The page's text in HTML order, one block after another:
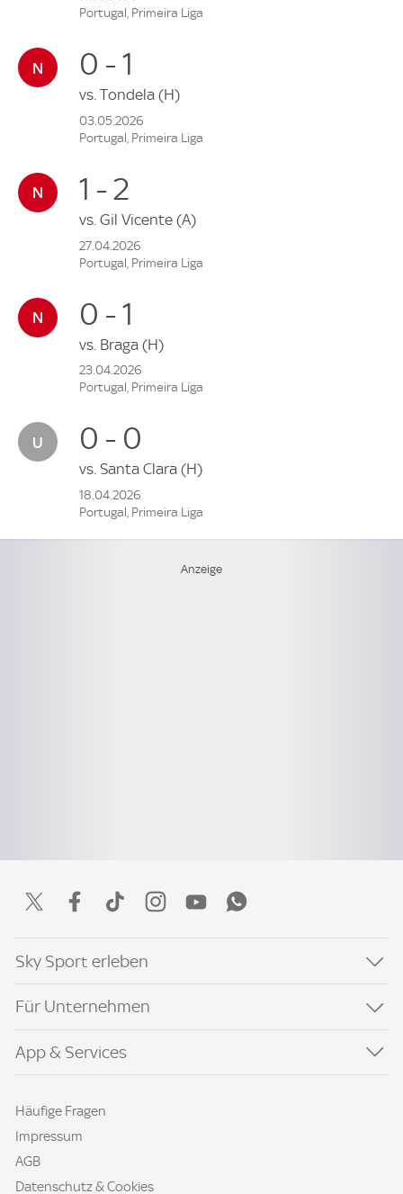
Portugal, Primeira Liga
0 - 1
vs. Tondela (H)
03.05.2026
Portugal, Primeira Liga
1 - 2
vs. Gil Vicente (A)
27.04.2026
Portugal, Primeira Liga
0 - 1
vs. Braga (H)
23.04.2026
Portugal, Primeira Liga
0 - 0
vs. Santa Clara (H)
18.04.2026
Portugal, Primeira Liga
Sky Sport erleben
Für Unternehmen
App & Services
Häufige Fragen
Impressum
AGB
Datenschutz & Cookies